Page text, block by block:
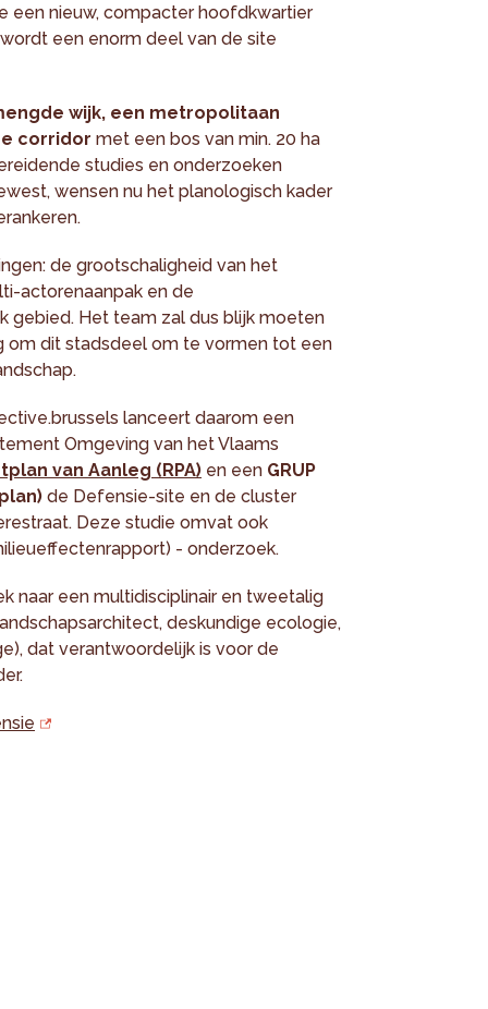
een nieuw, compacter hoofdkwartier
een enorm deel van de site
wijk, een metropolitaan
corridor met een bos van min. 20 ha
studies en onderzoeken
wensen nu het planologisch kader
de grootschaligheid van het
actorenaanpak en de
gebied. Het team zal dus blijk moeten
om dit stadsdeel om te vormen tot een
lanceert daarom een
Omgeving van het Vlaams
van Aanleg (RPA) en een GRUP
de Defensie-site en de cluster
Deze studie omvat ook
- onderzoek.
naar een multidisciplinair en tweetalig
deskundige ecologie,
dat verantwoordelijk is voor de